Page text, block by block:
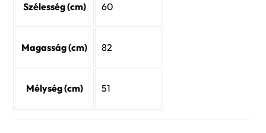
Szélesség (cm) 60
Magasság (cm) 82
Mélység (cm) 51